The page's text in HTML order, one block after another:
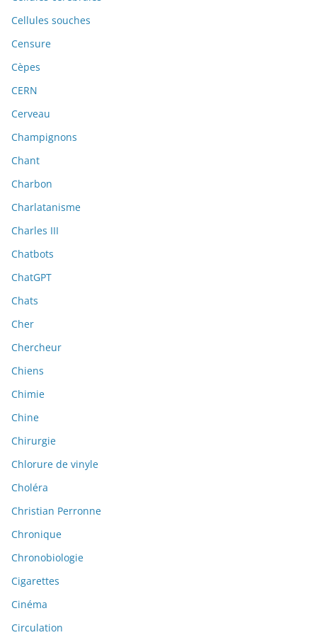
Cellules souches
Censure
Cèpes
CERN
Cerveau
Champignons
Chant
Charbon
Charlatanisme
Charles III
Chatbots
ChatGPT
Chats
Cher
Chercheur
Chiens
Chimie
Chine
Chirurgie
Chlorure de vinyle
Choléra
Christian Perronne
Chronique
Chronobiologie
Cigarettes
Cinéma
Circulation